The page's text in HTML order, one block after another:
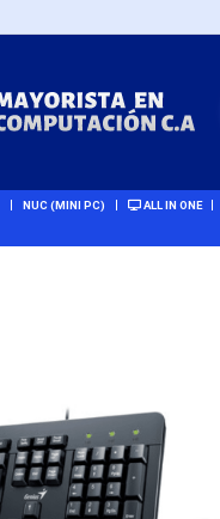
NUC (MINI PC) ALL IN ONE